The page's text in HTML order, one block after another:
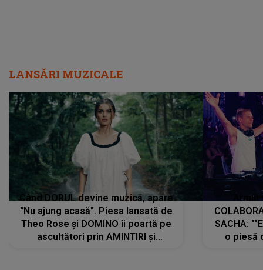
LANSĂRI MUZICALE
Când DORUL devine muzică, apare
"Nu ajung acasă". Piesa lansată de
Theo Rose și DOMINO îi poartă pe
ascultători prin AMINTIRI și
SACHA:
o piesă